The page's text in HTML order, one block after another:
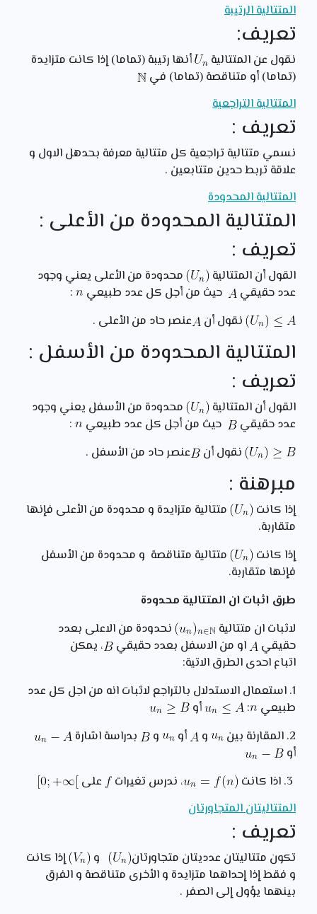
المتتالية الرتيبة
تعريف:
نقول عن المتتالية
أنها رتيبة (تماما) إذا كانت متزايدة
(تماما) أو متناقصة (تماما) في
المتتالية التراجعية
تعريف :
نسمي متتالية تراجعية كل متتالية معرفة بحدهل الاول و
علاقة تربط حدين متتابعين .
المتتالية المحدودة
المتتالية المحدودة من الأعلى :
تعريف :
القول أن المتتالية
محدودة من الأعلى يعني وجود
عدد حقيقي
حيث من أجل كل عدد طبيعي
:
نقول أن
عنصر حاد من الأعلى .
المتتالية المحدودة من الأسفل :
تعريف :
القول أن المتتالية
محدودة من الأسفل يعني وجود
عدد حقيقي
حيث من أجل كل عدد طبيعي
:
نقول أن
عنصر حاد من الأسفل .
مبرهنة :
إذا كانت
متتالية متزايدة و محدودة من الأعلى فإنها
متقاربة.
إذا كانت
متتالية متناقصة و محدودة من الأسفل
فإنها متقاربة.
طرق اثبات ان المتتالية محدودة
لاثبات ان متتالية
نحدودة من الاعلى بعدد
حقيقي
او من الاسفل بعدد حقيقي
، يمكن
اتباع احدى الطرق الاتية:
1. استعمال الاستدلال بالتراجع لاثبات انه من اجل كل عدد
طبيعي
:
أو
2. المقارنة بين
و أو و
بدراسة اشارة
أو
، ندرس تغيرات
على
المتتاليتان المتجاورتان
تعريف :
تكون متتاليتان عدديتان متجاورتان و
إذا كانت
و فقط إذا إحداهما متزايدة و الأخرى متناقصة و الفرق
بينهما يؤول إلى الصفر .